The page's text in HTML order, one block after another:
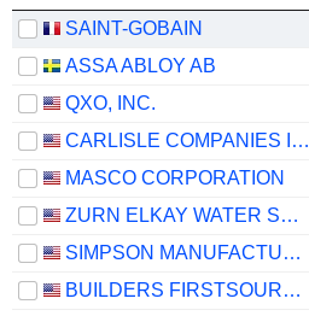
SAINT-GOBAIN
ASSA ABLOY AB
QXO, INC.
CARLISLE COMPANIES INCORPORATED
MASCO CORPORATION
ZURN ELKAY WATER SOLUTIONS CORPORATION
SIMPSON MANUFACTURING CO., INC.
BUILDERS FIRSTSOURCE, INC.